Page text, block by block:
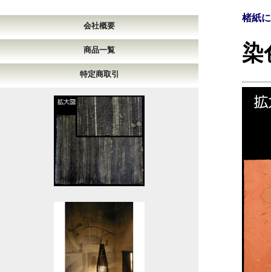
会社概要
商品一覧
特定商取引
楮紙